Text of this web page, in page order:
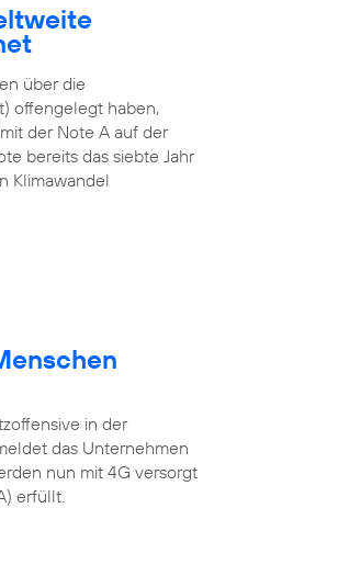
über die
offengelegt haben,
der Note A auf der
bereits das siebte Jahr
Klimawandel
in der
das Unternehmen
nun mit 4G versorgt
erfüllt.